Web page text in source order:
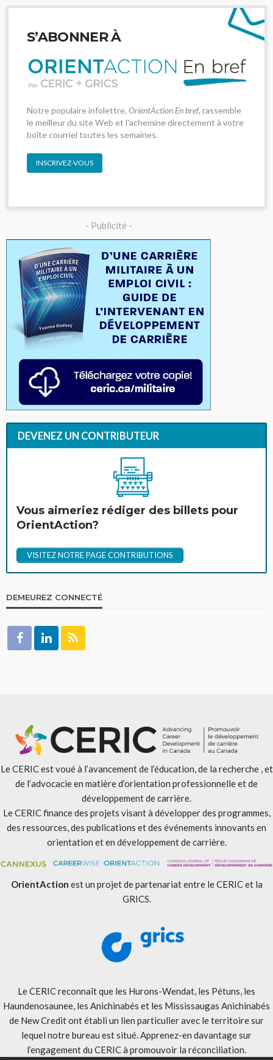
S’ABONNER À
Notre populaire infolettre, OrientAction En bref, rassemble
le meilleur du site Web et l'achemine directement à votre
boîte courriel toutes les semaines.
INSCRIVEZ-VOUS
- Publicité -
DEVENEZ UN CONTRIBUTEUR
Vous aimeriez rédiger des billets pour
OrientAction?
VISITEZ NOTRE PAGE CONTRIBUTIONS
DEMEUREZ CONNECTÉ
Le CERIC est voué à l’avancement de l’éducation, de la recherche , et
de l’advocacie en matière d’orientation professionnelle et de
développement de carrière.
Le CERIC finance des projets visant à développer des programmes,
des ressources, des publications et des événements innovants en
orientation et en développement de carrière.
OrientAction est un projet de partenariat entre le CERIC et la
GRICS.
Le CERIC reconnaît que les Hurons-Wendat, les Pétuns, les
Haundenosaunee, les Anichinabés et les Mississaugas Anichinabés
de New Credit ont établi un lien particulier avec le territoire sur
lequel notre bureau est situé. Apprenez-en davantage sur
l’engagement du CERIC à promouvoir la réconciliation.